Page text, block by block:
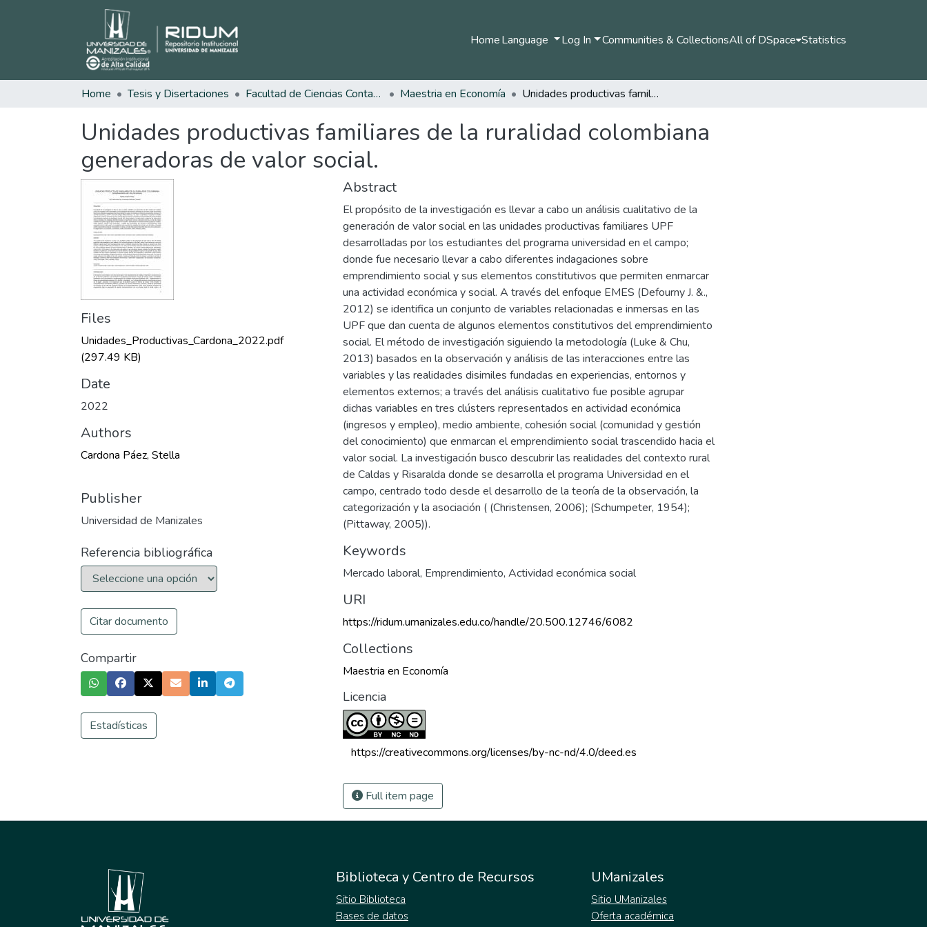
HomeLanguage Log In Communities & CollectionsAll of DSpace Statistics
Home Tesis y Disertaciones Facultad de Ciencias Contables Económicas y Administrativas Maestria en Economía Unidades productivas familiares de la ruralidad colombiana generadoras de valor social.
Unidades productivas familiares de la ruralidad colombiana
generadoras de valor social.
Files
Unidades_Productivas_Cardona_2022.pdf
(297.49 KB)
Date
2022
Authors
Cardona Páez, Stella
Publisher
Universidad de Manizales
Referencia bibliográfica
Citar documento
Compartir
Estadísticas
Abstract
El propósito de la investigación es llevar a cabo un análisis cualitativo de la
generación de valor social en las unidades productivas familiares UPF
desarrolladas por los estudiantes del programa universidad en el campo;
donde fue necesario llevar a cabo diferentes indagaciones sobre
emprendimiento social y sus elementos constitutivos que permiten enmarcar
una actividad económica y social. A través del enfoque EMES (Defourny J. &.,
2012) se identifica un conjunto de variables relacionadas e inmersas en las
UPF que dan cuenta de algunos elementos constitutivos del emprendimiento
social. El método de investigación siguiendo la metodología (Luke & Chu,
2013) basados en la observación y análisis de las interacciones entre las
variables y las realidades disimiles fundadas en experiencias, entornos y
elementos externos; a través del análisis cualitativo fue posible agrupar
dichas variables en tres clústers representados en actividad económica
(ingresos y empleo), medio ambiente, cohesión social (comunidad y gestión
del conocimiento) que enmarcan el emprendimiento social trascendido hacia el
valor social. La investigación busco descubrir las realidades del contexto rural
de Caldas y Risaralda donde se desarrolla el programa Universidad en el
campo, centrado todo desde el desarrollo de la teoría de la observación, la
categorización y la asociación ( (Christensen, 2006); (Schumpeter, 1954);
(Pittaway, 2005)).
Keywords
Mercado laboral, Emprendimiento, Actividad económica social
URI
https://ridum.umanizales.edu.co/handle/20.500.12746/6082
Collections
Maestria en Economía
Licencia
https://creativecommons.org/licenses/by-nc-nd/4.0/deed.es
Full item page
Biblioteca y Centro de Recursos
Sitio Biblioteca
Bases de datos
UManizales
Sitio UManizales
Oferta académica